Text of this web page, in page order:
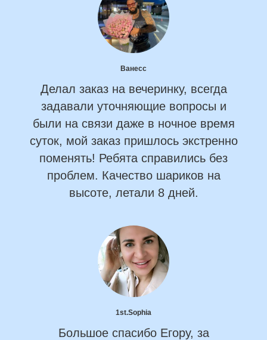
Ванесс
Делал заказ на вечеринку, всегда
задавали уточняющие вопросы и
были на связи даже в ночное время
суток, мой заказ пришлось экстренно
поменять! Ребята справились без
проблем. Качество шариков на
высоте, летали 8 дней.
1st.Sophia
Большое спасибо Егору, за